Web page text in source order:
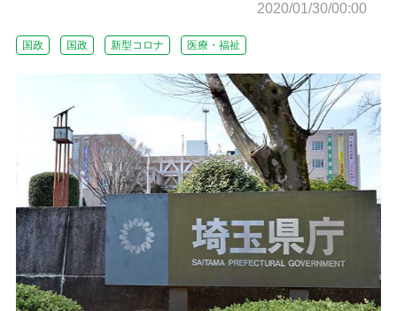
2020/01/30/00:00
国政 国政 新型コロナ 医療・福祉